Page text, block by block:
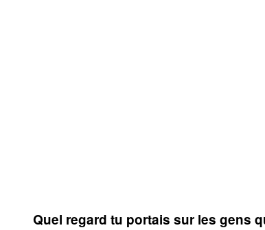
Quel regard tu portais sur les gens